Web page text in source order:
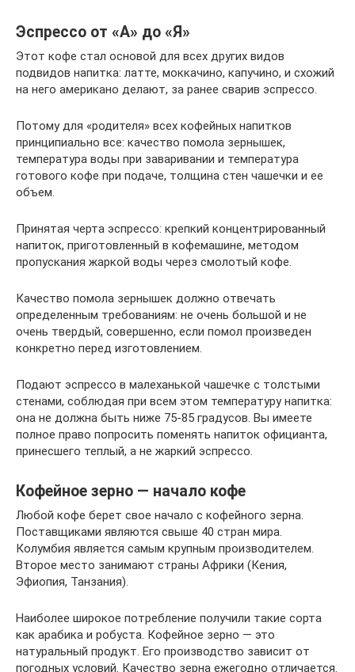
Эспрессо от «А» до «Я»
Этот кофе стал основой для всех других видов
подвидов напитка: латте, моккачино, капучино, и схожий
на него американо делают, за ранее сварив эспрессо.
Потому для «родителя» всех кофейных напитков
принципиально все: качество помола зернышек,
температура воды при заваривании и температура
готового кофе при подаче, толщина стен чашечки и ее
объем.
Принятая черта эспрессо: крепкий концентрированный
напиток, приготовленный в кофемашине, методом
пропускания жаркой воды через смолотый кофе.
Качество помола зернышек должно отвечать
определенным требованиям: не очень большой и не
очень твердый, совершенно, если помол произведен
конкретно перед изготовлением.
Подают эспрессо в малеханькой чашечке с толстыми
стенами, соблюдая при всем этом температуру напитка:
она не должна быть ниже 75-85 градусов. Вы имеете
полное право попросить поменять напиток официанта,
принесшего теплый, а не жаркий эспрессо.
Кофейное зерно — начало кофе
Любой кофе берет свое начало с кофейного зерна.
Поставщиками являются свыше 40 стран мира.
Колумбия является самым крупным производителем.
Второе место занимают страны Африки (Кения,
Эфиопия, Танзания).
Наиболее широкое потребление получили такие сорта
как арабика и робуста. Кофейное зерно — это
натуральный продукт. Его производство зависит от
погодных условий. Качество зерна ежегодно отличается.